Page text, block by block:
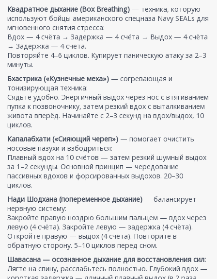
Квадратное дыхание (Box Breathing) — техника, которую
используют бойцы американского спецназа Navy SEALs для
мгновенного снятия стресса:
Вдох — 4 счёта → Задержка — 4 счёта → Выдох — 4 счёта
→ Задержка — 4 счёта.
Повторяйте 4–6 циклов. Купирует паническую атаку за 2–3
минуты.
Бхастрика («Кузнечные меха») — согревающая и
тонизирующая техника:
Сядьте удобно. Энергичный выдох через нос с втягиванием
пупка к позвоночнику, затем резкий вдох с выталкиванием
живота вперёд. Начинайте с 2–3 секунд на вдох/выдох, 10
циклов.
Капалабхати («Сияющий череп») — помогает очистить
носовые пазухи и взбодриться:
Плавный вдох на 10 счётов — затем резкий шумный выдох
за 1–2 секунды. Основной принцип — чередование
пассивных вдохов и форсированных выдохов. 20–30
циклов.
Нади Шодхана (попеременное дыхание) — балансирует
нервную систему:
Закройте правую ноздрю большим пальцем — вдох через
левую (4 счёта). Закройте левую — задержка (4 счёта).
Откройте правую — выдох (4 счёта). Повторите в
обратную сторону. 5–10 циклов перед сном.
Шавасана — осознанное дыхание для восстановления сил:
Лягте на спину, расслабьтесь полностью. Глубокий вдох —